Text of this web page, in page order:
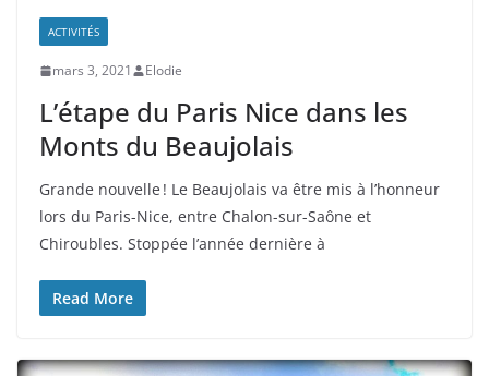
ACTIVITÉS
mars 3, 2021 Elodie
L’étape du Paris Nice dans les
Monts du Beaujolais
Grande nouvelle ! Le Beaujolais va être mis à l’honneur
lors du Paris-Nice, entre Chalon-sur-Saône et
Chiroubles. Stoppée l’année dernière à
Read More